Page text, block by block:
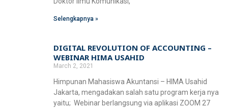
Selengkapnya »
DIGITAL REVOLUTION OF ACCOUNTING –
WEBINAR HIMA USAHID
March 2, 2021
Himpunan Mahasiswa Akuntansi – HIMA Usahid
Jakarta, mengadakan salah satu program kerja nya
yaitu; Webinar berlangsung via aplikasi ZOOM 27